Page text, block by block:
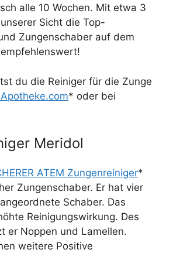
alle 10 Wochen. Mit etwa 3
Sicht die Top-
Zungenschaber auf dem
du die Reiniger für die Zunge
* oder bei
Meridol
ATEM Zungenreiniger*
Zungenschaber. Er hat vier
Schaber. Das
Reinigungswirkung. Des
er Noppen und Lamellen.
weitere Positive